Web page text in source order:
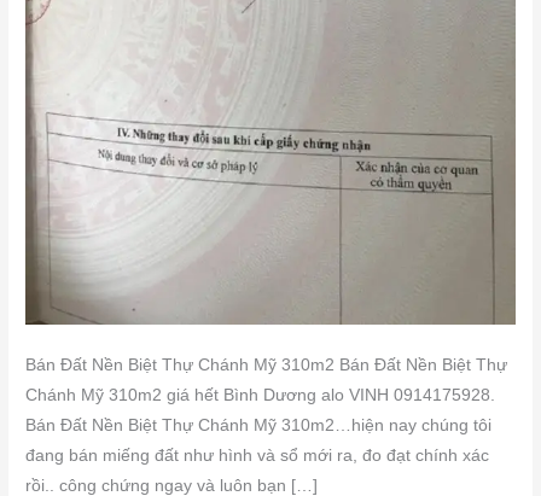
Bán Đất Nền Biệt Thự Chánh Mỹ 310m2 Bán Đất Nền Biệt Thự
Chánh Mỹ 310m2 giá hết Bình Dương alo VINH 0914175928.
Bán Đất Nền Biệt Thự Chánh Mỹ 310m2…hiện nay chúng tôi
đang bán miếng đất như hình và sổ mới ra, đo đạt chính xác
rồi.. công chứng ngay và luôn bạn […]